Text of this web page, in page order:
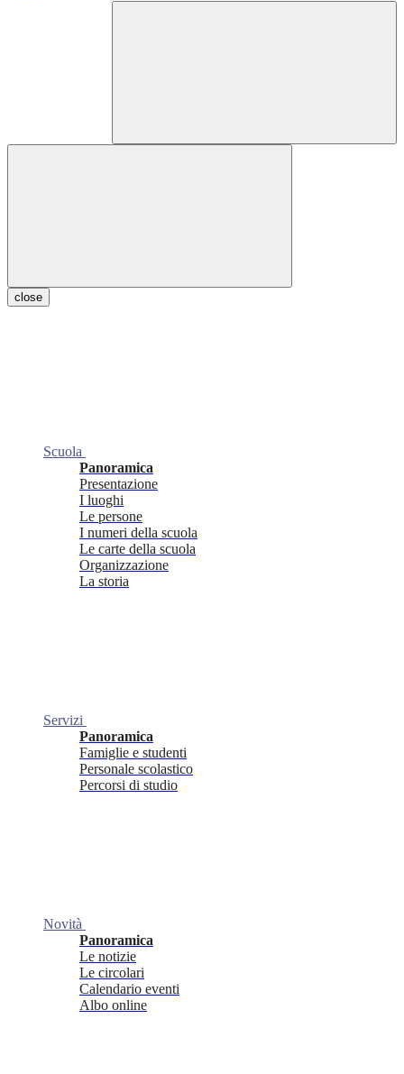
close
Scuola
Panoramica
Presentazione
I luoghi
Le persone
I numeri della scuola
Le carte della scuola
Organizzazione
La storia
Servizi
Panoramica
Famiglie e studenti
Personale scolastico
Percorsi di studio
Novità
Panoramica
Le notizie
Le circolari
Calendario eventi
Albo online